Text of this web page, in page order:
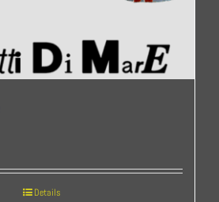
Details